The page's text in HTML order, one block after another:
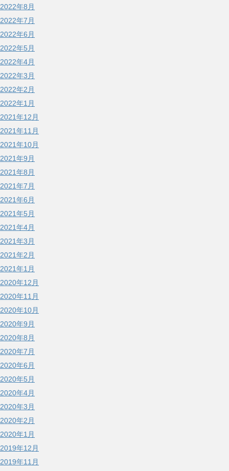
2022年8月
2022年7月
2022年6月
2022年5月
2022年4月
2022年3月
2022年2月
2022年1月
2021年12月
2021年11月
2021年10月
2021年9月
2021年8月
2021年7月
2021年6月
2021年5月
2021年4月
2021年3月
2021年2月
2021年1月
2020年12月
2020年11月
2020年10月
2020年9月
2020年8月
2020年7月
2020年6月
2020年5月
2020年4月
2020年3月
2020年2月
2020年1月
2019年12月
2019年11月